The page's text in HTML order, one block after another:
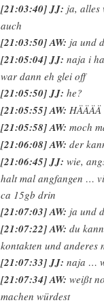
[21:03:40] JJ: ja, alles
auch
[21:03:50] AW: ja und
[21:05:04] JJ: naja i
war dann eh glei off
[21:05:50] JJ: he?
[21:05:55] AW: HÄÄÄÄ
[21:05:58] AW: moch
[21:06:08] AW: der
[21:06:45] JJ: wie,
halt mal angfangen …
ca 15gb drin
[21:07:03] AW: ja und
[21:07:22] AW: du
kontakten und anderes
[21:07:33] JJ: naja …
[21:07:34] AW: weißt
machen würdest